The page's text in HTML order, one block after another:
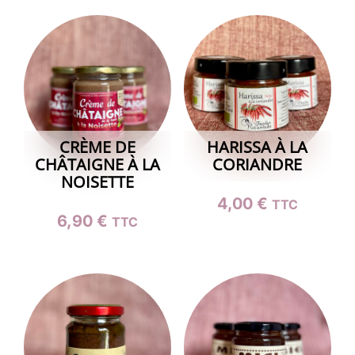
CRÈME DE
CHÂTAIGNE À LA
NOISETTE
6,90€ TTC
HARISSA À LA
CORIANDRE
4,00 € TTC